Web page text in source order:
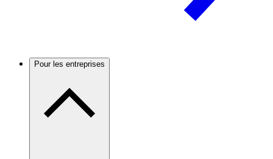
Pour les entreprises